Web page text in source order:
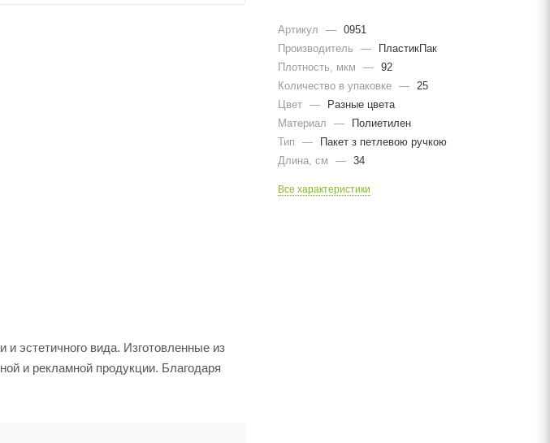
эстетичного вида. Изготовленные из
и рекламной продукции. Благодаря
Артикул — 0951
Производитель
—
ПластикПак
Плотность, мкм
— 92
Количество в упаковке —
25
Цвет —
Разные цвета
Материал
—
Полиетилен
Тип
—
Пакет з петлевою ручкою
Длина, cм
— 34
Все характеристики